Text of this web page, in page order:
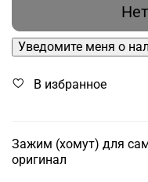
Уведомите меня о
В избранное
Зажим (хомут) для
оригинал